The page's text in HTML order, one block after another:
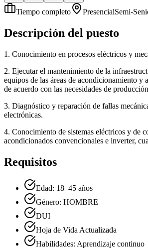
Tiempo completo PresencialSemi-
Descripción del puesto
1. Conocimiento en procesos eléctricos y
2. Ejecutar el mantenimiento de la
equipos de las áreas de acondicionamiento y
de acuerdo con las necesidades de
3. Diagnóstico y reparación de fallas
electrónicas.
4. Conocimiento de sistemas eléctricos y de
acondicionados convencionales e inverter,
Requisitos
Edad: 18–45 años
Género: HOMBRE
DUI
Hoja de Vida Actualizada
Habilidades: Aprendizaje continuo